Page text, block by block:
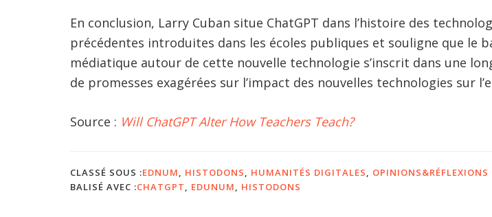
En conclusion, Larry Cuban situe ChatGPT dans l’histoire des
précédentes introduites dans les écoles publiques et souligne que le
médiatique autour de cette nouvelle technologie s’inscrit dans une
de promesses exagérées sur l’impact des nouvelles technologies sur
Source : Will ChatGPT Alter How Teachers Teach?
CLASSÉ SOUS :EDNUM, HISTODONS, HUMANITÉS DIGITALES, OPINIONS&RÉFLEXIONS
BALISÉ AVEC :CHATGPT, EDUNUM, HISTODONS